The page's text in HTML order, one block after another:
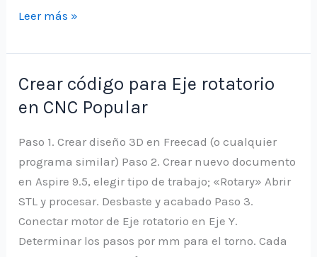
Pines
encendido
automático
Leer más »
Crear código para Eje rotatorio
en CNC Popular
Paso 1. Crear diseño 3D en Freecad (o cualquier
programa similar) Paso 2. Crear nuevo documento
en Aspire 9.5, elegir tipo de trabajo; «Rotary» Abrir
STL y procesar. Desbaste y acabado Paso 3.
Conectar motor de Eje rotatorio en Eje Y.
Determinar los pasos por mm para el torno. Cada